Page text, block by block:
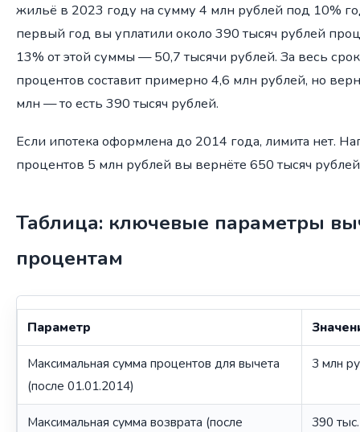
жильё в 2023 году на сумму 4 млн рублей под 10%
первый год вы уплатили около 390 тысяч рублей
13% от этой суммы — 50,7 тысячи рублей. За весь
процентов составит примерно 4,6 млн рублей, но
млн — то есть 390 тысяч рублей.
Если ипотека оформлена до 2014 года, лимита нет.
процентов 5 млн рублей вы вернёте 650 тысяч
Таблица: ключевые параметры
процентам
Параметр
Максимальная сумма процентов для вычета
(после 01.01.2014)
3 млн
Максимальная сумма возврата (после
390